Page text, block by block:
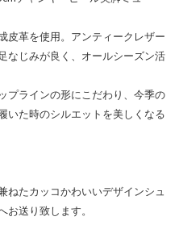
皮革を使用。アンティークレザー
なじみが良く、オールシーズン活
プラインの形にこだわり、今季の
いた時のシルエットを美しくなる
ねたカッコかわいいデザインシュ
お送り致します。